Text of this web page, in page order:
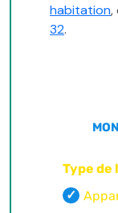
habitation,
32.